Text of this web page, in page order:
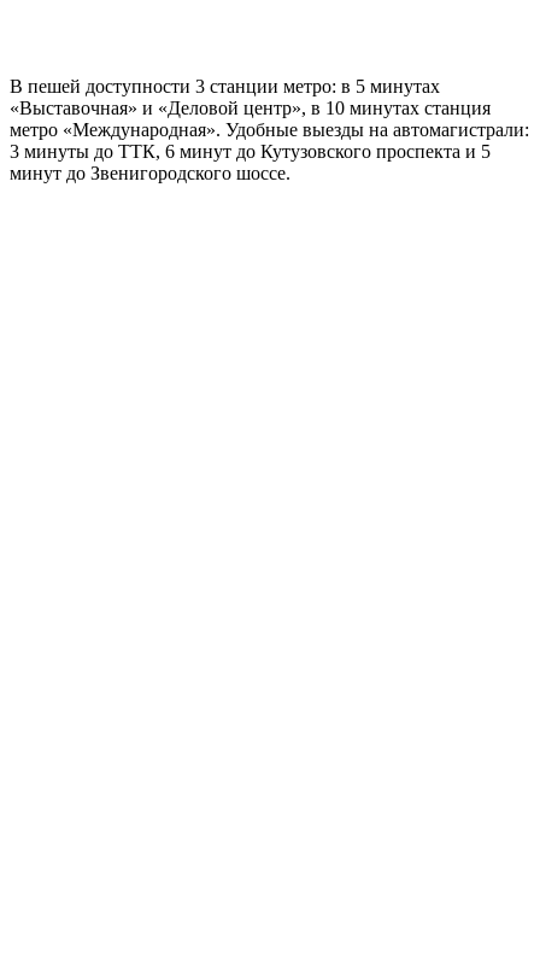
В пешей доступности 3 станции метро: в 5 минутах
«Выставочная» и «Деловой центр», в 10 минутах станция
метро «Международная». Удобные выезды на автомагистрали:
3 минуты до ТТК, 6 минут до Кутузовского проспекта и 5
минут до Звенигородского шоссе.